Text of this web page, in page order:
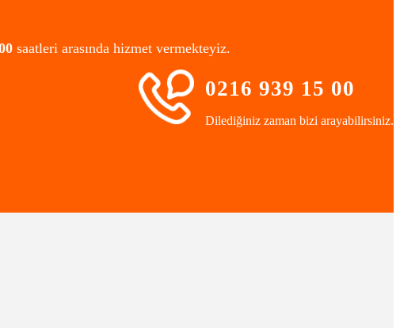
saatleri arasında hizmet vermekteyiz.
0216 939 15 00
Dilediğiniz zaman bizi arayabilirsiniz.